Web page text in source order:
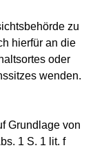
zu
hierfür an die
oder
wenden.
Grundlage von
1 S. 1 lit. f